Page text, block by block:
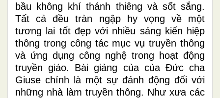
bầu không khí thánh thiêng và sốt sắng.
Tất cả đều tràn ngập hy vọng về một
tương lai tốt đẹp với nhiều sáng kiến hiệp
thông trong công tác mục vụ truyền thông
và ứng dụng công nghệ trong hoạt động
truyền giáo. Bài giảng của của Đức cha
Giuse chính là một sự đánh động đối với
những nhà làm truyền thông. Như xưa các